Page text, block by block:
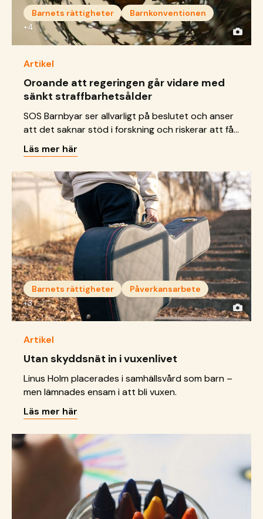
Barnets rättigheter
Barnkonventionen
+4
Artikel
Oroande att regeringen går vidare med
sänkt straffbarhetsålder
SOS Barnbyar ser allvarligt på beslutet och anser
att det saknar stöd i forskning och riskerar att få
allvarliga konsekvenser för barn.
Läs mer här
Barnets rättigheter
Påverkansarbete
+3
Artikel
Utan skyddsnät in i vuxenlivet
Linus Holm placerades i samhällsvård som barn –
men lämnades ensam i att bli vuxen.
Läs mer här